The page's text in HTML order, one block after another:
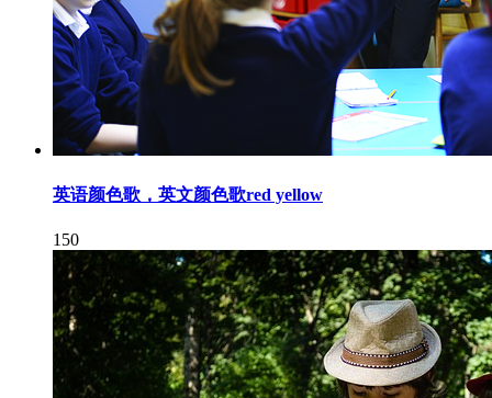
英语颜色歌，英文颜色歌red yellow
150